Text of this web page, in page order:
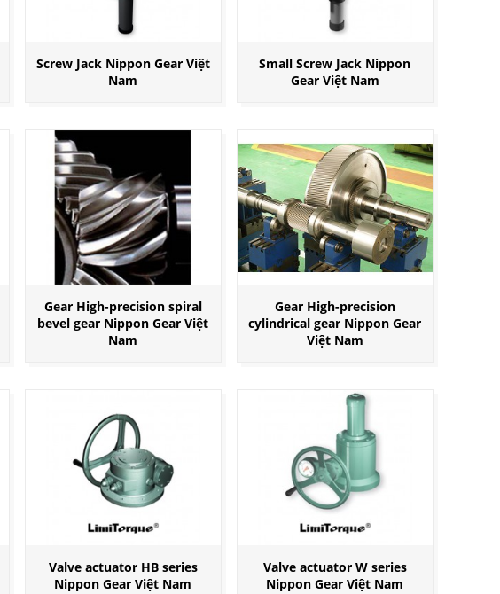
Screw Jack Nippon Gear Việt
Nam
Small Screw Jack Nippon
Gear Việt Nam
Gear High-precision spiral
bevel gear Nippon Gear Việt
Nam
Gear High-precision
cylindrical gear Nippon Gear
Việt Nam
Valve actuator HB series
Nippon Gear Việt Nam
Valve actuator W series
Nippon Gear Việt Nam